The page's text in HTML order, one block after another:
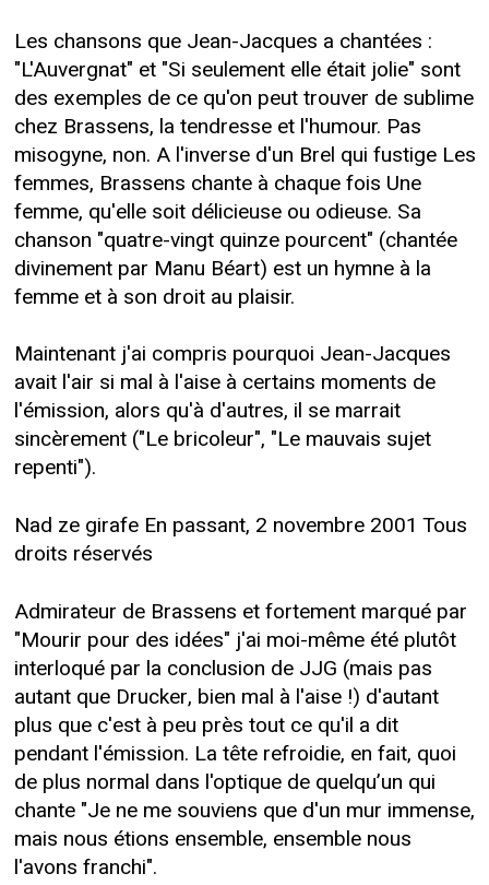
Les chansons que Jean-Jacques a chantées :
"L'Auvergnat" et "Si seulement elle était jolie" sont
des exemples de ce qu'on peut trouver de sublime
chez Brassens, la tendresse et l'humour. Pas
misogyne, non. A l'inverse d'un Brel qui fustige Les
femmes, Brassens chante à chaque fois Une
femme, qu'elle soit délicieuse ou odieuse. Sa
chanson "quatre-vingt quinze pourcent" (chantée
divinement par Manu Béart) est un hymne à la
femme et à son droit au plaisir.
Maintenant j'ai compris pourquoi Jean-Jacques
avait l'air si mal à l'aise à certains moments de
l'émission, alors qu'à d'autres, il se marrait
sincèrement ("Le bricoleur", "Le mauvais sujet
repenti").
Nad ze girafe En passant, 2 novembre 2001 Tous
droits réservés
Admirateur de Brassens et fortement marqué par
"Mourir pour des idées" j'ai moi-même été plutôt
interloqué par la conclusion de JJG (mais pas
autant que Drucker, bien mal à l'aise !) d'autant
plus que c'est à peu près tout ce qu'il a dit
pendant l'émission. La tête refroidie, en fait, quoi
de plus normal dans l'optique de quelqu’un qui
chante "Je ne me souviens que d'un mur immense,
mais nous étions ensemble, ensemble nous
l'avons franchi".